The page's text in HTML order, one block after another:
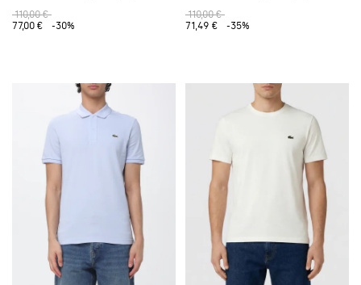
110,00 €
77,00 €
-30%
110,00 €
71,49 €
-35%